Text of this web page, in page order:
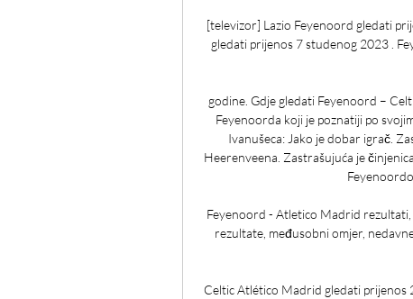
[televizor] Lazio Feyenoord gledati
gledati prijenos 7 studenog 2023 .
godine. Gdje gledati Feyenoord –
Feyenoorda koji je poznatiji po
Ivanušeca: Jako je dobar igrač.
Heerenveena. Zastrašujuća je
Feyenoord - Atletico Madrid
rezultate, međusobni omjer,
Celtic Atlético Madrid gledati prijenos